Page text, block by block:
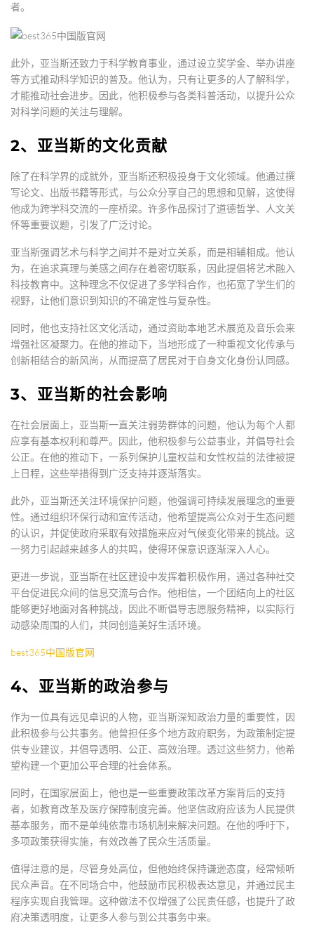
者。
此外，亚当斯还致力于科学教育事业，通过设立奖学金、举办讲座
等方式推动科学知识的普及。他认为，只有让更多的人了解科学，
才能推动社会进步。因此，他积极参与各类科普活动，以提升公众
对科学问题的关注与理解。
2、亚当斯的文化贡献
除了在科学界的成就外，亚当斯还积极投身于文化领域。他通过撰
写论文、出版书籍等形式，与公众分享自己的思想和见解，这使得
他成为跨学科交流的一座桥梁。许多作品探讨了道德哲学、人文关
怀等重要议题，引发了广泛讨论。
亚当斯强调艺术与科学之间并不是对立关系，而是相辅相成。他认
为，在追求真理与美感之间存在着密切联系，因此提倡将艺术融入
科技教育中。这种理念不仅促进了多学科合作，也拓宽了学生们的
视野，让他们意识到知识的不确定性与复杂性。
同时，他也支持社区文化活动，通过资助本地艺术展览及音乐会来
增强社区凝聚力。在他的推动下，当地形成了一种重视文化传承与
创新相结合的新风尚，从而提高了居民对于自身文化身份认同感。
3、亚当斯的社会影响
在社会层面上，亚当斯一直关注弱势群体的问题，他认为每个人都
应享有基本权利和尊严。因此，他积极参与公益事业，并倡导社会
公正。在他的推动下，一系列保护儿童权益和女性权益的法律被提
上日程，这些举措得到广泛支持并逐渐落实。
此外，亚当斯还关注环境保护问题，他强调可持续发展理念的重要
性。通过组织环保行动和宣传活动，他希望提高公众对于生态问题
的认识，并促使政府采取有效措施来应对气候变化带来的挑战。这
一努力引起越来越多人的共鸣，使得环保意识逐渐深入人心。
更进一步说，亚当斯在社区建设中发挥着积极作用，通过各种社交
平台促进民众间的信息交流与合作。他相信，一个团结向上的社区
能够更好地面对各种挑战，因此不断倡导志愿服务精神，以实际行
动感染周围的人们，共同创造美好生活环境。
best365中国版官网
4、亚当斯的政治参与
作为一位具有远见卓识的人物，亚当斯深知政治力量的重要性，因
此积极参与公共事务。他曾担任多个地方政府职务，为政策制定提
供专业建议，并倡导透明、公正、高效治理。透过这些努力，他希
望构建一个更加公平合理的社会体系。
同时，在国家层面上，他也是一些重要政策改革方案背后的支持
者，如教育改革及医疗保障制度完善。他坚信政府应该为人民提供
基本服务，而不是单纯依靠市场机制来解决问题。在他的呼吁下，
多项政策获得实施，有效改善了民众生活质量。
值得注意的是，尽管身处高位，但他始终保持谦逊态度，经常倾听
民众声音。在不同场合中，他鼓励市民积极表达意见，并通过民主
程序实现自我管理。这种做法不仅增强了公民责任感，也提升了政
府决策透明度，让更多人参与到公共事务中来。